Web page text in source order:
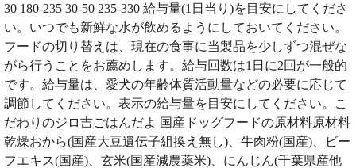
30 180-235 30-50 235-330 給与量(1日当り)を目安にしてくださ
い。いつでも新鮮な水が飲めるようにしておいてください。
フードの切り替えは、現在の食事に当製品を少しずつ混ぜな
がら行うことをお薦めします。給与回数は1日に2回が一般的
です。給与量は、愛犬の年齢体質活動量などの必要に応じて
調節してください。表示の給与量を目安にしてください。こ
だわりのジロ吉ごはんだよ 国産ドッグフードの原材料原材料
乾燥おから(国産大豆遺伝子組換え無し)、牛肉粉(国産)、ビー
フエキス(国産)、玄米(国産減農薬米)、にんじん(千葉県産他